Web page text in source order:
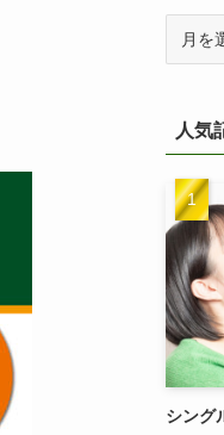
を
検
索
人気
シング